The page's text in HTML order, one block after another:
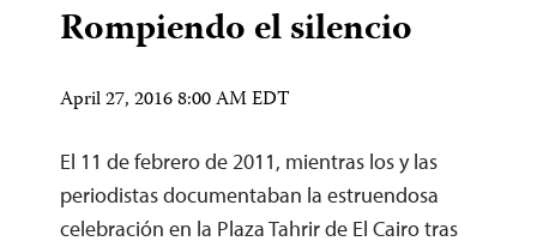
Rompiendo el silencio
April 27, 2016 8:00 AM EDT
El 11 de febrero de 2011, mientras los y las
periodistas documentaban la estruendosa
celebración en la Plaza Tahrir de El Cairo tras